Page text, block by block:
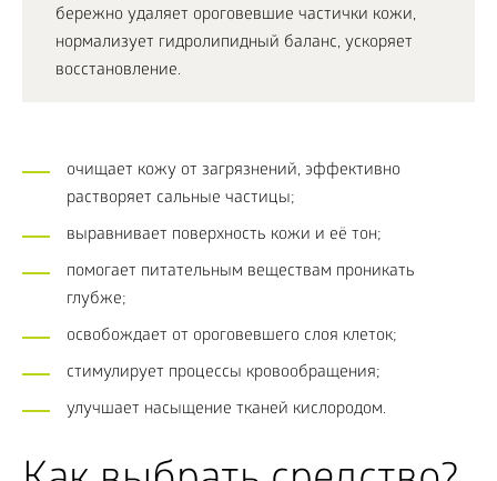
бережно удаляет ороговевшие частички кожи,
нормализует гидролипидный баланс, ускоряет
восстановление.
очищает кожу от загрязнений, эффективно
растворяет сальные частицы;
выравнивает поверхность кожи и её тон;
помогает питательным веществам проникать
глубже;
освобождает от ороговевшего слоя клеток;
стимулирует процессы кровообращения;
улучшает насыщение тканей кислородом.